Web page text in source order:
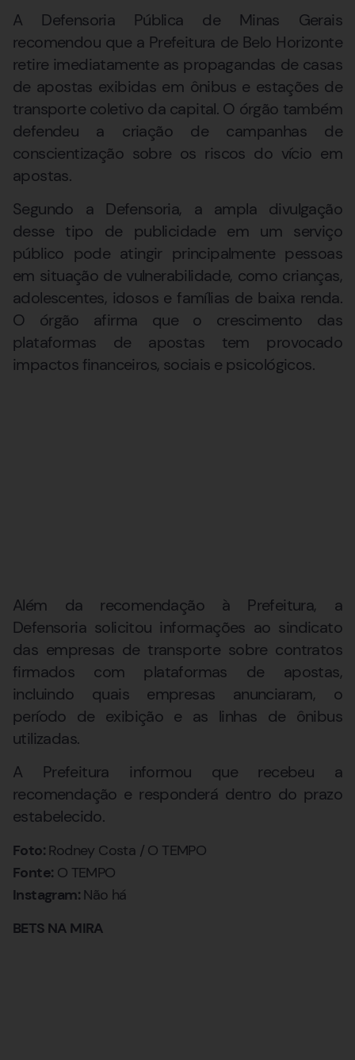
A Defensoria Pública de Minas Gerais
recomendou que a Prefeitura de Belo Horizonte
retire imediatamente as propagandas de casas
de apostas exibidas em ônibus e estações de
transporte coletivo da capital. O órgão também
defendeu a criação de campanhas de
conscientização sobre os riscos do vício em
apostas.
Segundo a Defensoria, a ampla divulgação
desse tipo de publicidade em um serviço
público pode atingir principalmente pessoas
em situação de vulnerabilidade, como crianças,
adolescentes, idosos e famílias de baixa renda.
O órgão afirma que o crescimento das
plataformas de apostas tem provocado
impactos financeiros, sociais e psicológicos.
Além da recomendação à Prefeitura, a
Defensoria solicitou informações ao sindicato
das empresas de transporte sobre contratos
firmados com plataformas de apostas,
incluindo quais empresas anunciaram, o
período de exibição e as linhas de ônibus
utilizadas.
A Prefeitura informou que recebeu a
recomendação e responderá dentro do prazo
estabelecido.
Foto: Rodney Costa / O TEMPO
Fonte: O TEMPO
Instagram: Não há
BETS NA MIRA